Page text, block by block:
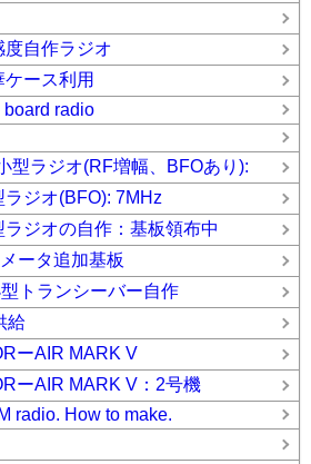
度自作ラジオ
ース利用
board radio
型ラジオ(RF増幅、BFOあり):
ジオ(BFO): 7MHz
ジオの自作：基板領布中
ータ追加基板
トランシーバー自作
給
ーAIR MARK V
ーAIR MARK V：2号機
radio. How to make.